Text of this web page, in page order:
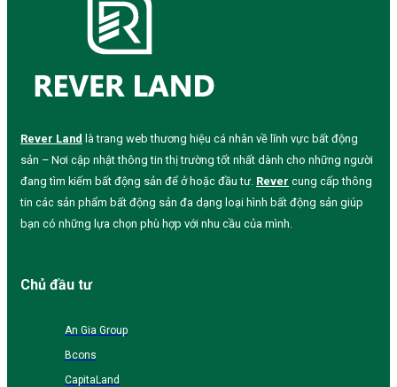
Rever Land là trang web thương hiệu cá nhân về lĩnh vực bất động
sản – Nơi cập nhật thông tin thị trường tốt nhất dành cho những người
đang tìm kiếm bất động sản để ở hoặc đầu tư. Rever cung cấp thông
tin các sản phẩm bất động sản đa dạng loại hình bất động sản giúp
bạn có những lựa chọn phù hợp với nhu cầu của mình.
Chủ đầu tư
An Gia Group
Bcons
CapitaLand